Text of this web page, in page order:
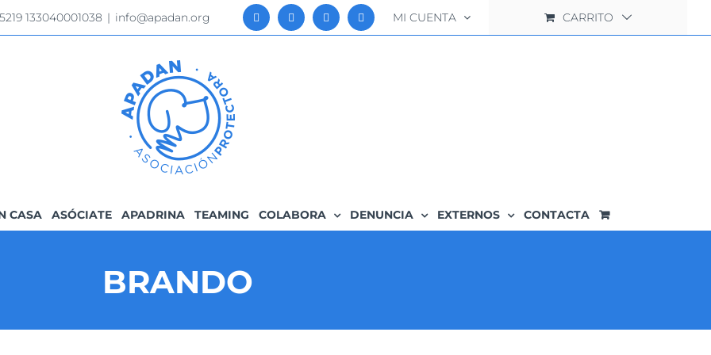
133040001038 | info@apadan.org MI CUENTA CARRITO
CASA ASÓCIATE APADRINA TEAMING COLABORA DENUNCIA EXTERNOS CONTACTA
BRANDO